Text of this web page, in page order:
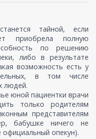
тайной, если
приобрела полную
по решению
либо в результате
возможность есть у
в том числе
людей.
юной пациентки врачи
только родителям
представителям
бабушке ничего не
официальный опекун).